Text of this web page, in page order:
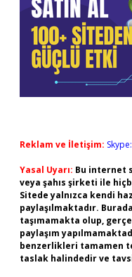
Reklam ve İletişim:
Yasal Uyarı: Bu internet
veya şahıs şirketi ile
Sitede yalnızca kendi
paylaşılmaktadır.
taşımamakta olup,
paylaşım
benzerlikleri tamamen
taslak halindedir ve